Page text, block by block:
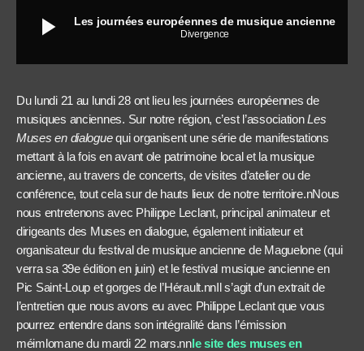
play_arrow Les journées européennes de musique ancienne
Divergence
Du lundi 21 au lundi 28 ont lieu les journées européennes de
musiques anciennes. Sur notre région, c’est l’associationLes
Muses en dialoguequi organisent une série de manifestations
mettant à la fois en avant ole patrimoine local et la musique
ancienne, au travers de concerts, de visites d’atelier ou de
conférence, tout cela sur de hauts lieux de notre territoire.nNous
nous entretenons avec Philippe Leclant, principal animateur et
dirigeants des Muses en dialogue, également initiateur et
organisateur du festival de musique ancienne de Maguelone (qui
verra sa 39e édition en juin) et le festival musique ancienne en
Pic Saint-Loup et gorges de l’Hérault.nnIl s’agit d’un extrait de
l’entretien que nous avons eu avec Philippe Leclant que vous
pourrez entendre dans son intégralité dans l’émission
méimlomane du mardi 22 mars.nnle site des muses en